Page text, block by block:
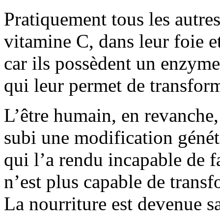
Pratiquement tous les
vitamine C, dans leur foie
car ils possèdent un
qui leur permet de
L’être humain, en
subi une modification
qui l’a rendu incapable de
n’est plus capable de
La nourriture est devenue